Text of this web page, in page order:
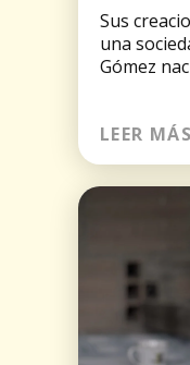
Sus
una
Gómez
LEER MÁS